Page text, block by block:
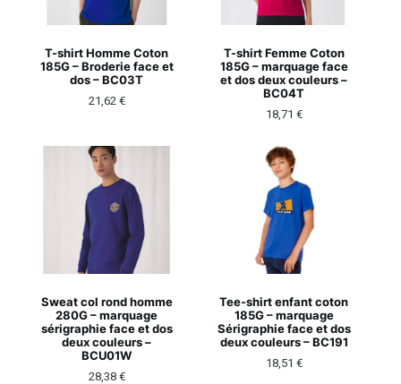
T-shirt Homme Coton
185G – Broderie face et
dos – BC03T
21,62 €
T-shirt Femme Coton
185G – marquage face
et dos deux couleurs –
BC04T
18,71 €
Sweat col rond homme
280G – marquage
sérigraphie face et dos
deux couleurs –
BCU01W
28,38 €
Tee-shirt enfant coton
185G – marquage
Sérigraphie face et dos
deux couleurs – BC191
18,51 €